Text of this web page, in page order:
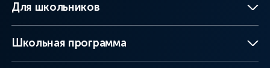
Для школьников
Школьная программа